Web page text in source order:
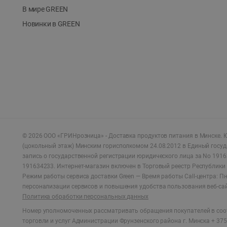
В мире GREEN
Новинки в GREEN
© 2026 ООО «ГРИНрозница» - Доставка продуктов питания в Минске.
(цокольный этаж) Минским горисполкомом 24.08.2012 в Единый
запись о государственной регистрации юридического лица за No
191634233. Интернет-магазин включен в Торговый реестр
Режим работы сервиса доставки Green — Время работы Call-центра:
персонализации сервисов и повышения удобства пользования веб-
Политика обработки персональных данных
Номер уполномоченных рассматривать обращения покупателей в
торговли и услуг Администрации Фрунзенского района г. Минска +